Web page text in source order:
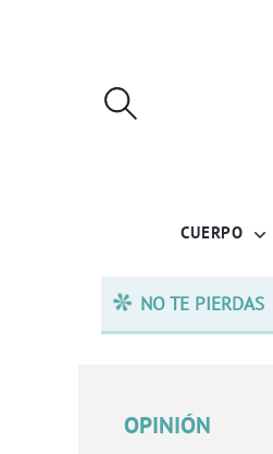
CUERPO
NO TE PIERDAS
OPINIÓN